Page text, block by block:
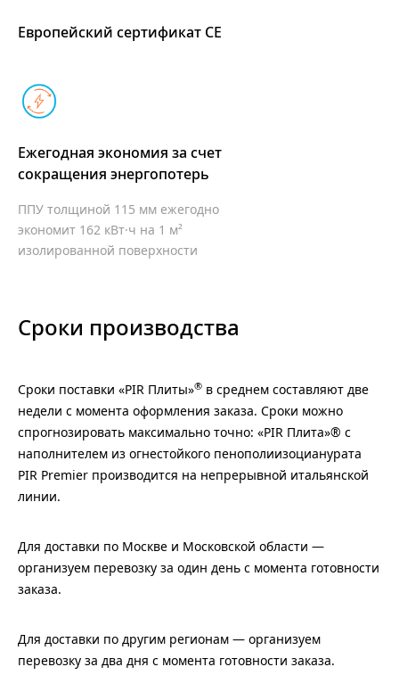
Европейский сертификат СЕ
Ежегодная экономия за счет
сокращения энергопотерь
ППУ толщиной 115 мм ежегодно
экономит 162 кВт·ч на 1 м²
изолированной поверхности
Сроки производства
Сроки поставки «PIR Плиты»® в среднем составляют две
недели с момента оформления заказа. Сроки можно
спрогнозировать максимально точно: «PIR Плита»® с
наполнителем из огнестойкого пенополиизоцианурата
PIR Premier производится на непрерывной итальянской
линии.
Для доставки по Москве и Московской области —
организуем перевозку за один день с момента готовности
заказа.
Для доставки по другим регионам — организуем
перевозку за два дня с момента готовности заказа.